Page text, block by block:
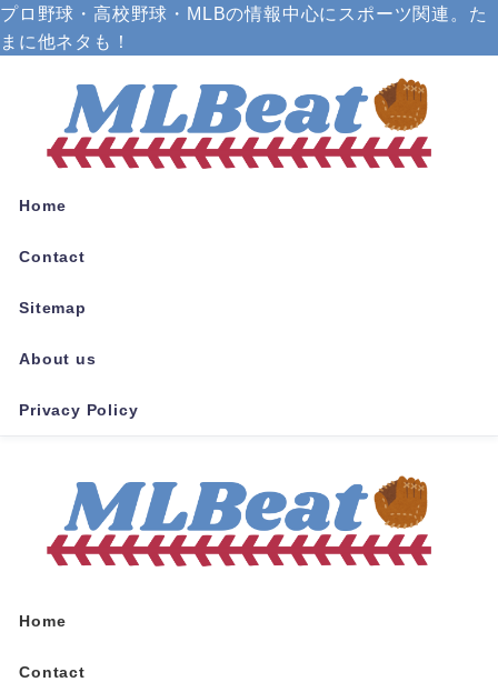
プロ野球・高校野球・MLBの情報中心にスポーツ関連。た
まに他ネタも！
Home
Contact
Sitemap
About us
Privacy Policy
Home
Contact